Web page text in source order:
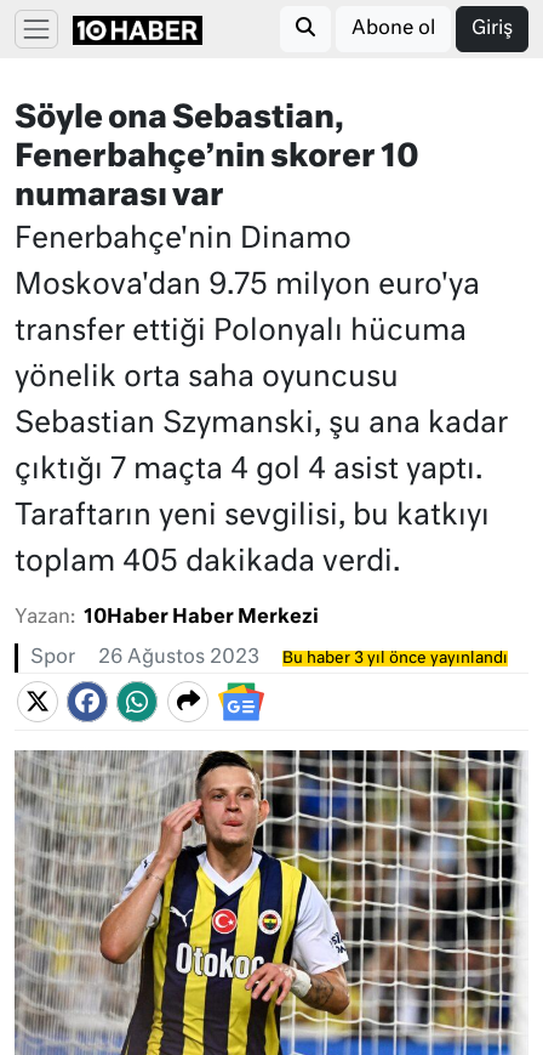
Abone ol Giriş
Söyle ona Sebastian,
Fenerbahçe’nin skorer 10
numarası var
Fenerbahçe'nin Dinamo
Moskova'dan 9.75 milyon euro'ya
transfer ettiği Polonyalı hücuma
yönelik orta saha oyuncusu
Sebastian Szymanski, şu ana kadar
çıktığı 7 maçta 4 gol 4 asist yaptı.
Taraftarın yeni sevgilisi, bu katkıyı
toplam 405 dakikada verdi.
Yazan: 10Haber Haber Merkezi
Spor 26 Ağustos 2023 Bu haber 3 yıl önce yayınlandı